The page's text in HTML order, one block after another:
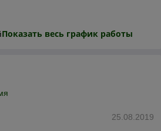
Показать весь график работы
25.08.2019